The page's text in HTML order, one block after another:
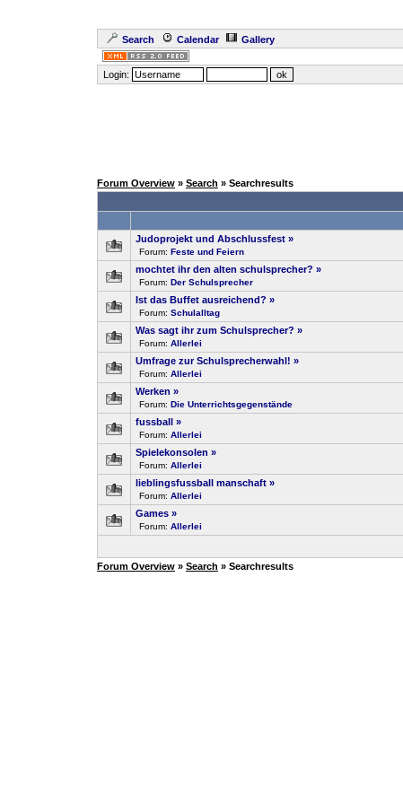
Search Calendar Gallery
Login:
Forum Overview » Search » Searchresults
Judoprojekt und Abschlussfest »
Forum: Feste und Feiern
mochtet ihr den alten schulsprecher? »
Forum: Der Schulsprecher
Ist das Buffet ausreichend? »
Forum: Schulalltag
Was sagt ihr zum Schulsprecher? »
Forum: Allerlei
Umfrage zur Schulsprecherwahl! »
Forum: Allerlei
Werken »
Forum: Die Unterrichtsgegenstände
fussball »
Forum: Allerlei
Spielekonsolen »
Forum: Allerlei
lieblingsfussball manschaft »
Forum: Allerlei
Games »
Forum: Allerlei
Forum Overview » Search » Searchresults